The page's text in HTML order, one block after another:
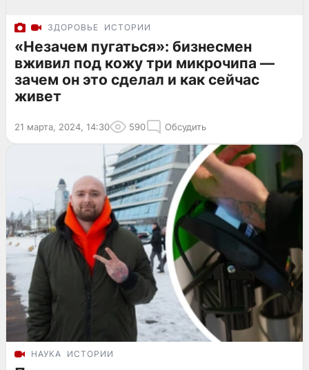
ЗДОРОВЬЕ ИСТОРИИ
«Незачем пугаться»: бизнесмен
вживил под кожу три микрочипа —
зачем он это сделал и как сейчас
живет
21 марта, 2024, 14:30 590 Обсудить
НАУКА ИСТОРИИ